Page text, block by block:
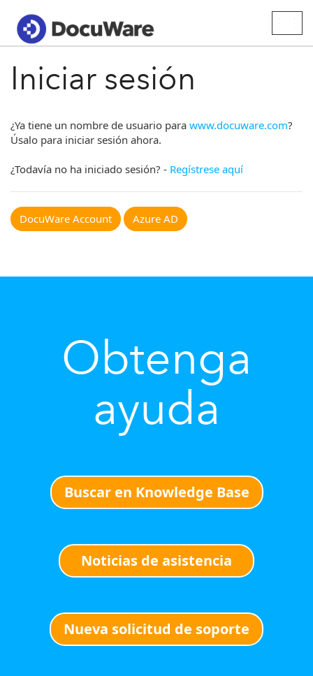
Iniciar sesión
¿Ya tiene un nombre de usuario para www.docuware.com?
Úsalo para iniciar sesión ahora.
¿Todavía no ha iniciado sesión? - Regístrese aquí
DocuWare Account Azure AD
Obtenga
ayuda
Buscar en Knowledge Base
Noticias de asistencia
Nueva solicitud de soporte